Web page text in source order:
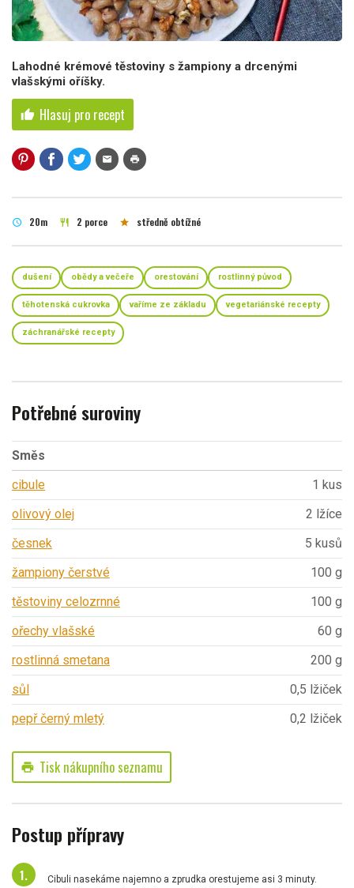
Lahodné krémové těstoviny s žampiony a drcenými
vlašskými oříšky.
thumb_up Hlasuj pro recept
mail print
schedule 20m restaurant 2 porce star středně obtížné
dušení obědy a večeře orestování rostlinný původ
těhotenská cukrovka vaříme ze základu vegetariánské recepty
záchranářské recepty
Potřebné suroviny
Směs
cibule
1 kus
olivový olej
2 lžíce
česnek
5 kusů
žampiony čerstvé
100 g
těstoviny celozrnné
100 g
ořechy vlašské
60 g
rostlinná smetana
200 g
sůl
0,5 lžiček
pepř černý mletý
0,2 lžiček
print Tisk nákupního seznamu
Postup přípravy
Cibuli nasekáme najemno a zprudka orestujeme asi 3 minuty.